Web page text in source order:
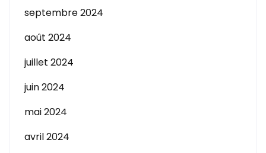
septembre 2024
août 2024
juillet 2024
juin 2024
mai 2024
avril 2024